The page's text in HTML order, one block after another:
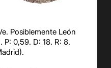
Posiblemente León
P: 0,59. D: 18. R: 8.